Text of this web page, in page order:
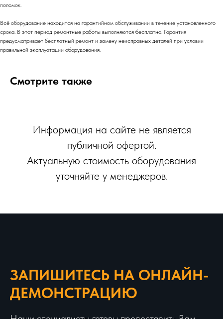
поломок.
Всё оборудование находится на гарантийном обслуживании в течение установленного
срока. В этот период ремонтные работы выполняются бесплатно. Гарантия
предусматривает бесплатный ремонт и замену неисправных деталей при условии
правильной эксплуатации оборудования.
Смотрите также
Информация на сайте не является
публичной офертой.
Актуальную стоимость оборудования
уточняйте у менеджеров.
ЗАПИШИТЕСЬ НА ОНЛАЙН-
ДЕМОНСТРАЦИЮ